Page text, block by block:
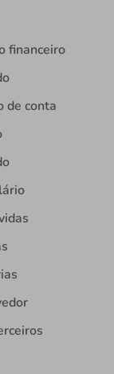
financeiro
de conta